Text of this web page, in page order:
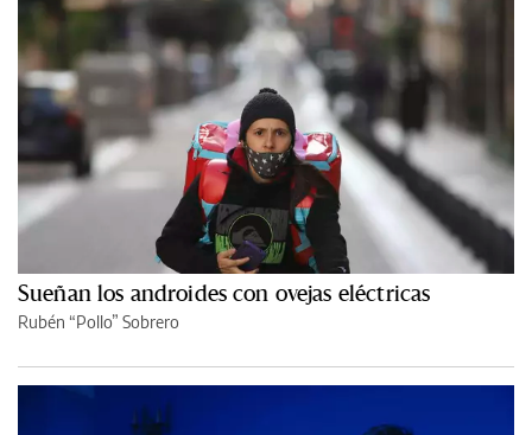
Sueñan los androides con ovejas eléctricas
Rubén “Pollo” Sobrero